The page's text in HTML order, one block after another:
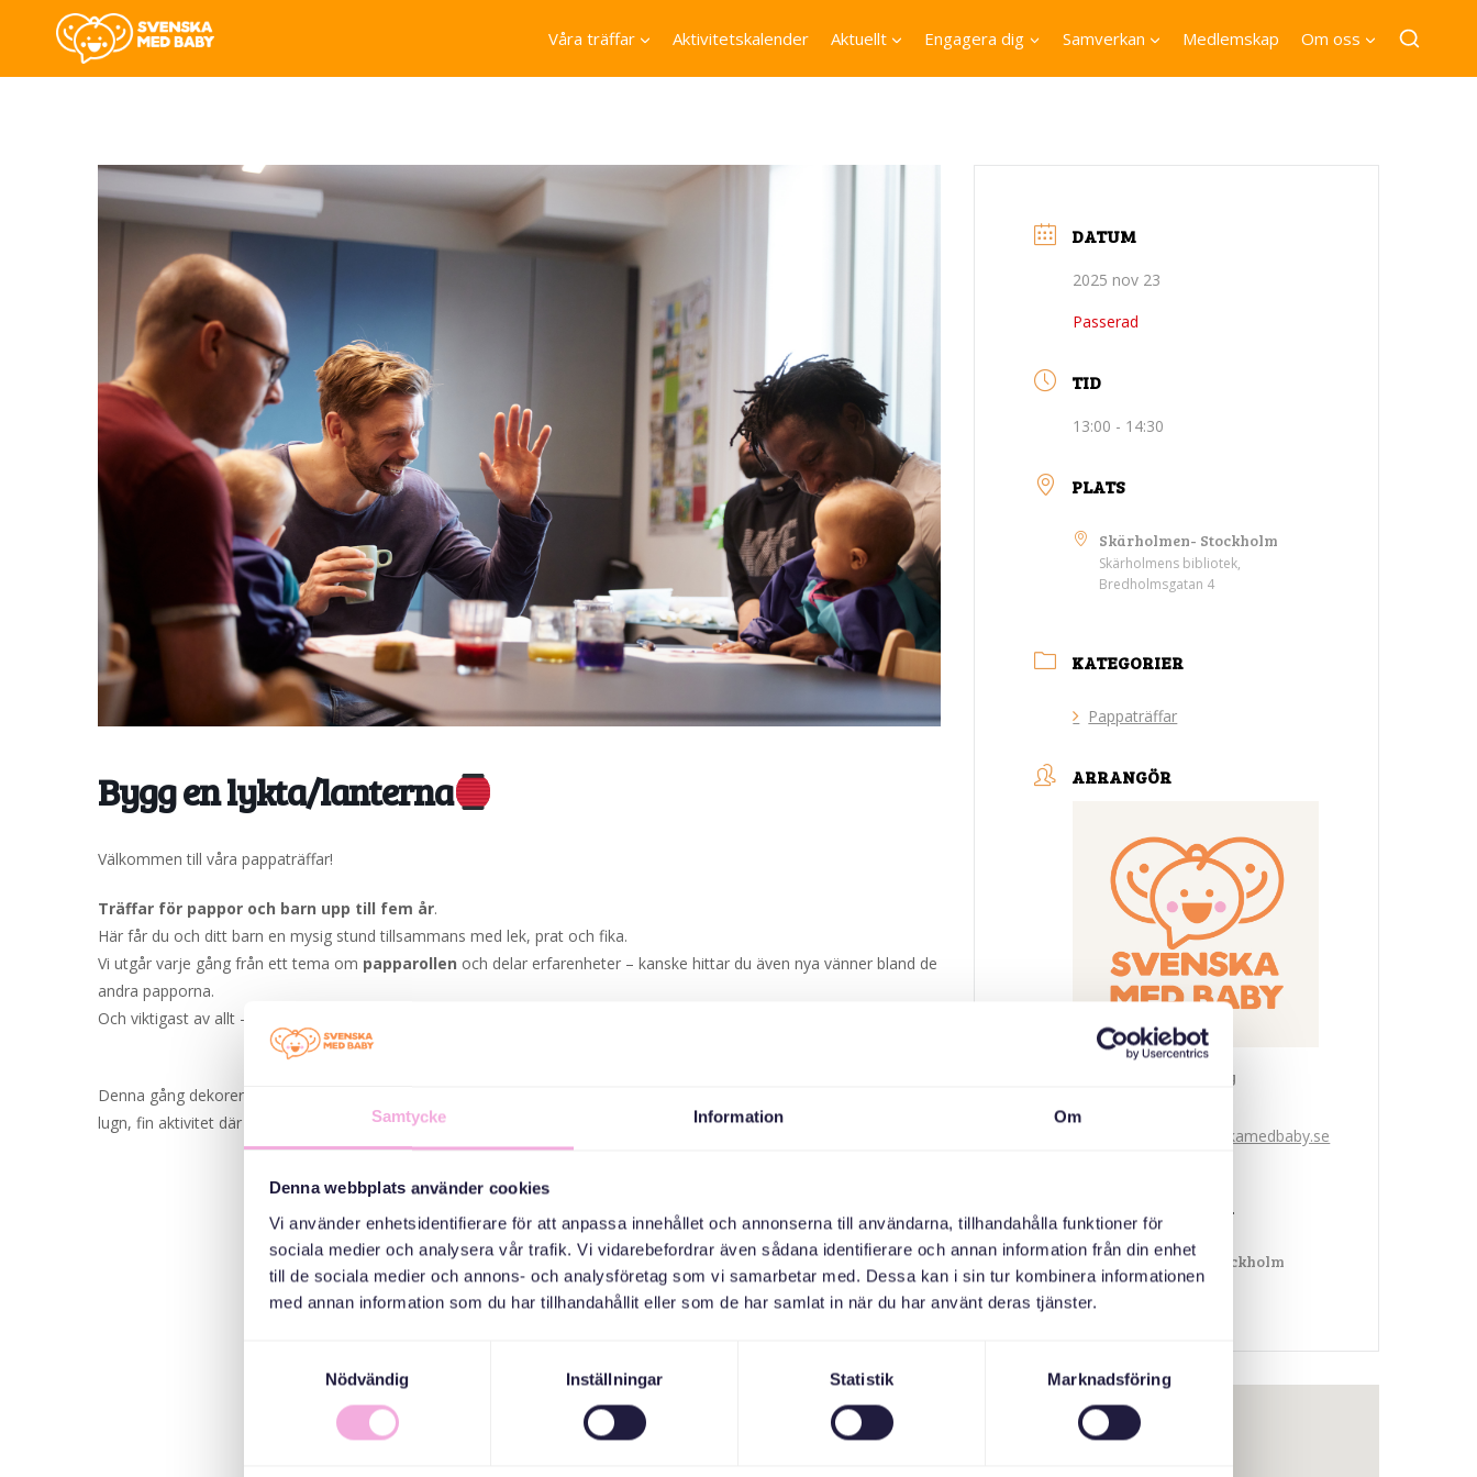
Samtycke Information Om
Denna webbplats använder cookies
Vi använder enhetsidentifierare för att anpassa innehållet och annonserna till användarna, tillhandahålla funktioner för
sociala medier och analysera vår trafik. Vi vidarebefordrar även sådana identifierare och annan information från din enhet
till de sociala medier och annons- och analysföretag som vi samarbetar med. Dessa kan i sin tur kombinera informationen
med annan information som du har tillhandahållit eller som de har samlat in när du har använt deras tjänster.
Nödvändig
Inställningar Statistik Marknadsföring
Våra träffar Aktivitetskalender Aktuellt Engagera dig Samverkan Medlemskap Om oss
Bygg en lykta/lanterna
Välkommen till våra pappaträffar!
Träffar för pappor och barn upp till fem år.
Här får du och ditt barn en mysig stund tillsammans med lek, prat och fika.
Vi utgår varje gång från ett tema om papparollen och delar erfarenheter – kanske hittar du även nya vänner bland de
andra papporna.
Och viktigast av allt – vi har roligt tillsammans med våra barn!
Denna gång dekorerar vi glasburkar med silkespapper och gör egna lyktor att lysa upp novembermörkret med. En
lugn, fin aktivitet där barn och pappor får skapa sida vid sida. Allt är helt gratis!
DATUM
2025 nov 23
Passerad
TID
13:00 - 14:30
PLATS
Skärholmen- Stockholm
Skärholmens bibliotek,
Bredholmsgatan 4
KATEGORIER
Pappaträffar
ARRANGÖR
Svenska med baby
bokningen@svenskamedbaby.se
MEDARRANGÖRER
Länsstyrelsen Stockholm